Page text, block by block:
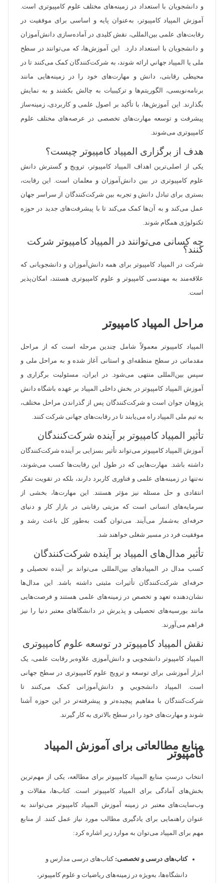
و دانشجویان با استعداد در زمینه‌های مختلف علوم کامپیوتری است.
آموزش المپیاد کامپیوتر، به‌عنوان پایه و اساسی برای موفقیت در
رقابت‌های علمی بین‌المللی، نقش کلیدی در آماده‌سازی دانش‌آموزان
و دانشجویان با استعداد دارد. این آموزش‌ها، که می‌توانند در سطح
ملی یا المپیاد جهاني ارائه شوند، به شرکت‌کنندگان کمک می‌کنند تا در
محیطی رقابتی، دانش و مهارت‌های خود را در زمینه‌هایی مانند
برنامه‌نویسی، الگوریتم‌ها و ترکیبیات به چالش بکشند و به نمایش
بگذارند. این آموزش‌ها، با تأکید بر اصول علمی و کاربردی، زمینه‌ساز
پیشرفت و توسعه مهارت‌های تخصصی در عرصه‌های مختلف علوم
کامپیوتری می‌شوند.
هدف از برگزاری المپیاد کامپیوتر چیست؟
یکی از اصلی‌ترین اهداف المپیاد کامپیوتر، ترویج و گسترش دانش
علوم کامپیوتری در بین دانش‌آموزان و معلمان است. این رقابت‌،
بستری برای تبادل دانش و تجربه بین شرکت‌کنندگان از سراسر جهان
عمل می‌کند و به آن‌ها کمک می‌کند تا با پیشرفت‌های جدید در حوزه
تکنولوژی همگام شوند.
چه کسانی می‌توانند در المپیاد کامپیوتر شرکت
کنند؟
شرکت در المپیاد کامپیوتر برای همه دانش‌آموزان و دانشجویانی که
علاقه‌مند به مهندسی کامپیوتر و علوم کامپیوتری هستند، امکان‌پذیر
است.
مراحل المپیاد کامپیوتر
المپیاد کامپیوتر معمولاً شامل چندین مرحله است که از مراحل
مقدماتی در سطح منطقه‌ای و استانی آغاز شده و به مراحل ملی و
سپس بین‌المللی منتهی می‌شود. در ایران، مسئولیت برگزاری و
آموزش المپیاد کامپیوتر در بخش داخلی المپیاد بر عهده باشگاه دانش
پژوهان جوان است و شرکت‌کنندگان پس از گذراندن مراحل مختلف،
به تیم ملی المپیاد راه می‌یابند تا در رقابت‌های جهانی شرکت کنند.
تأثیر المپیاد کامپیوتر بر آینده شرکت‌کنندگان
آموزش المپیاد کامپیوتر می‌تواند تأثیر بسزایی بر آینده شرکت‌کنندگان
داشته باشد. مهارت‌هایی که در طول این رقابت‌ها کسب می‌شوند،
نه‌تنها در زمینه‌های علمی و فناوری کاربرد دارند، بلکه در تقویت تفکر
انتقادی و حل مسئله نیز مؤثر هستند. این مهارت‌ها، بخشی از
سرمایه‌های انسانی است که مزیتی رقابتی در بازار کار و دنیای
حرفه‌ای به‌شمار می‌آیند. می‌توان گفت به‌طور کل باعث رشد و
موفقیت فرد در مسیر شغلی خواهند شد.
تأثیر مدال‌های المپیاد بر آینده شرکت‌کنندگان
کسب مدال در المپیادهای بین‌المللی می‌تواند بر آینده تحصیلی و
حرفه‌ای شرکت‌کنندگان تأثیرات مثبتی داشته باشد. این مدال‌ها
نشان‌دهنده تعهد و تخصص در زمینه‌های علمی هستند و فرصت‌هایی
مانند بورسیه‌های تحصیلی و پذیرش‌ در دانشگاهای معتبر دنیا را نیز
فراهم می‌آورند.
نقش المپیاد کامپیوتر در توسعه علوم کامپیوتری
المپیاد کامپیوتر دانشجویی و دانش‌آموزی علاوه‌بر رقابت علمی، یک
ابزار آموزشی برای توسعه و ترویج علوم کامپیوتری در سطح جهانی
است. المپیاد دانشجویي و دانش‌آموزانی کمک می‌کنند تا
شرکت‌کنندگان با مفاهیم پیچیده‌تر و پیشرفته‌تر در این حوزه آشنا
شوند و مهارت‌های خود را در سطح بالاتری به کار گیرند.
منابع مطالعاتی برای آموزش المپیاد
کامپیوتر
انتخاب درستِ منابع المپیاد کامپیوتر برای مطالعه، یکی از مهم‌ترین
بخش‌های آمادگی برای المپیاد کامپیوتر است. کتاب‌ها، مقالات و
وب‌سایت‌های معتبر در زمینه آموزش المپیاد کامپیوتر می‌توانند به
عنوان راهنمایی برای یادگیری مطالب مورد نیاز عمل کنند. از منابع
مهم برای المپیاد می‌توان به موارد زیر اشاره کرد:
کتاب‌های درسی و تخصصی: کتاب‌های درسی مدارس و
دانشگاه‌ها، به‌ویژه در زمینه‌های ریاضیات و علوم کامپیوتر،